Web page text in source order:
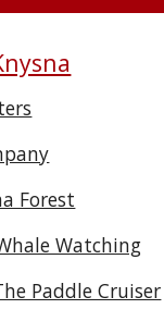
Forest
Watching
Paddle Cruiser